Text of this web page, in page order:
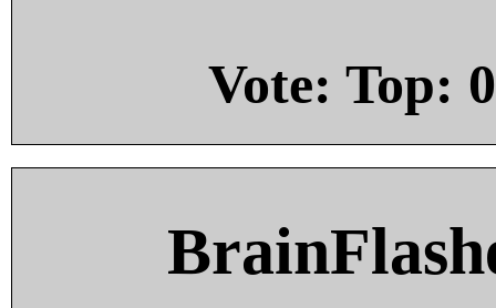
Vote: Top: 0